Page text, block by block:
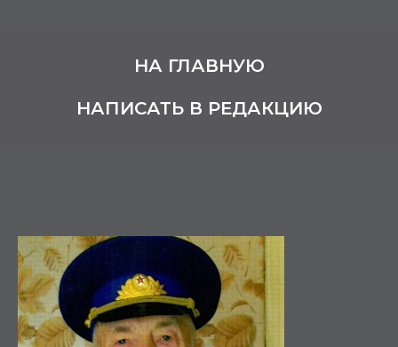
НА ГЛАВНУЮ
НАПИСАТЬ В РЕДАКЦИЮ